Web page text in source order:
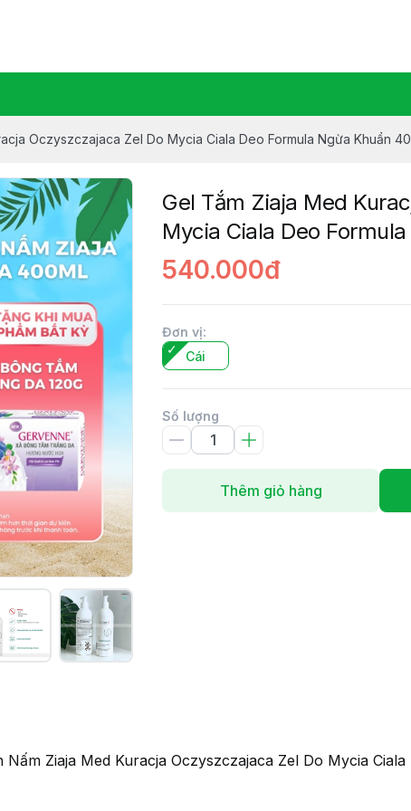
Oczyszczajaca Zel Do Mycia Ciala Deo Formula Ngừa Khuẩn
Gel Tắm Ziaja Med
Mycia Ciala Deo
540.000đ
Đơn vị:
Cái
Số lượng
Thêm giỏ hàng
Ziaja Med Kuracja Oczyszczajaca Zel Do Mycia